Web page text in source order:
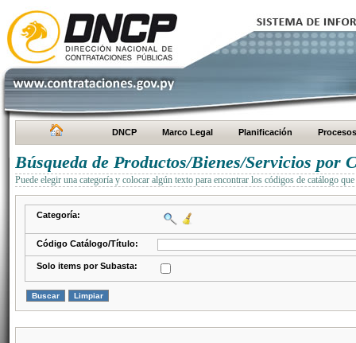
DNCP Marco Legal Planificación Procesos
Búsqueda de Productos/Bienes/Servicios por
Puede elegir una categoría y colocar algún texto para encontrar los códigos de catálogo
Categoría:
Código Catálogo/Título:
Solo items por Subasta: